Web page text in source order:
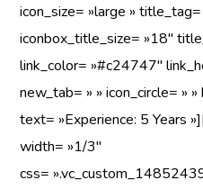
icon_size= »large » title_tag=
iconbox_title_size= »18″
link_color= »#c24747″
new_tab= » » icon_circle= »
text= »Experience: 5 Years
width= »1/3″
css=